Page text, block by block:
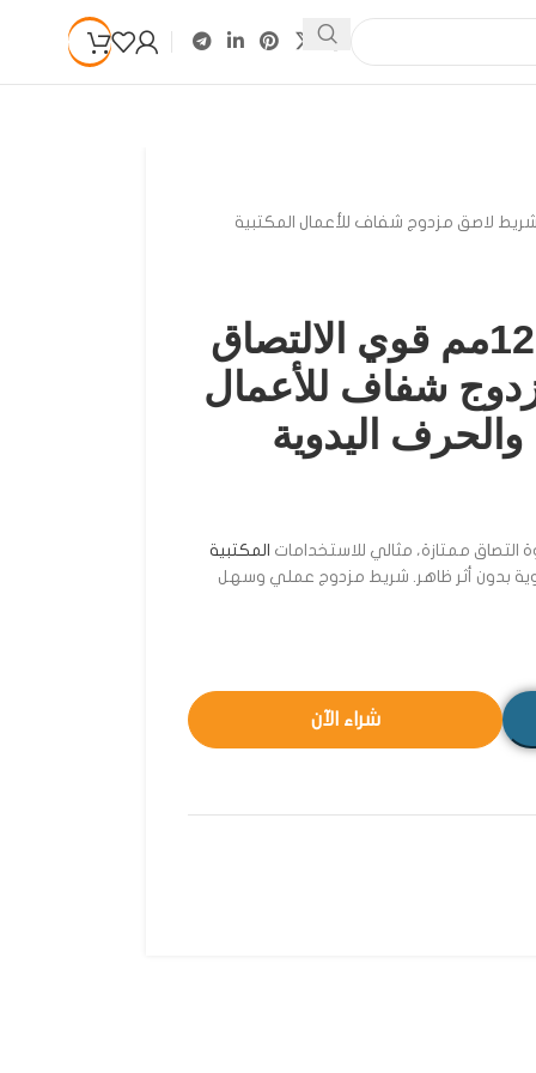
– شريط لاصق مزدوج شفاف للأعمال المكتبية
دبل فيس شفاف 12مم قوي الالتصاق
شفاف للأعمال
والحرف اليدوية
التصاق ممتازة، مثالي للاستخدامات المكتبية
بدون أثر ظاهر. شريط مزدوج عملي وسهل
شراء الآن